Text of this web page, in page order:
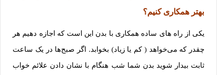
بهتر همکاری کنیم؟
یکی از راه ‌های ساده همکاری با بدن این است که اجازه دهیم هر
چقدر که می‌خواهد ( کم یا زیاد) بخوابد. اگر صبح‌ها در یک ساعت
ثابت بیدار شوید بدن شما شب هنگام با نشان دادن علائم خواب